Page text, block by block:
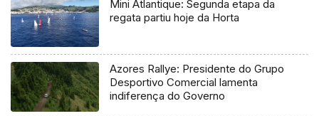
Mini Atlantique: Segunda etapa da
regata partiu hoje da Horta
Azores Rallye: Presidente do Grupo
Desportivo Comercial lamenta
indiferença do Governo